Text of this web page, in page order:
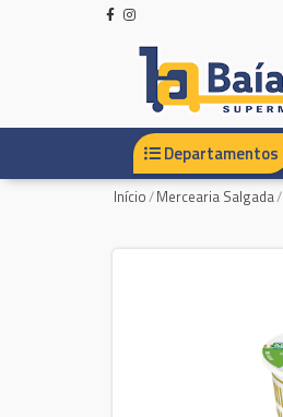
Departamentos
Início/Mercearia Salgada/